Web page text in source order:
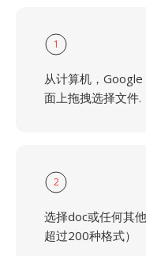
1
从计算机，
面上拖拽选择文件.
2
选择doc或任何其
超过200种格式）